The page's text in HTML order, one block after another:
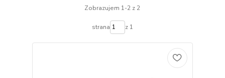
Zobrazujem 1-2 z 2
strana z 1